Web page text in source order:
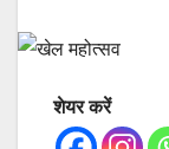
शेयर करें